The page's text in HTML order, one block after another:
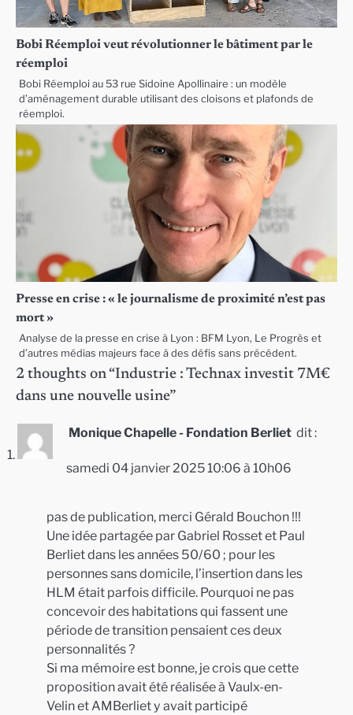
Bobi Réemploi veut révolutionner le bâtiment par le
réemploi
Bobi Réemploi au 53 rue Sidoine Apollinaire : un modèle
d’aménagement durable utilisant des cloisons et plafonds de
réemploi.
Presse en crise : « le journalisme de proximité n’est pas
mort »
Analyse de la presse en crise à Lyon : BFM Lyon, Le Progrès et
d’autres médias majeurs face à des défis sans précédent.
2 thoughts on “Industrie : Technax investit 7M€
dans une nouvelle usine”
Monique Chapelle - Fondation Berliet dit :
samedi 04 janvier 2025 10:06 à 10h06
pas de publication, merci Gérald Bouchon !!!
Une idée partagée par Gabriel Rosset et Paul
Berliet dans les années 50/60 ; pour les
personnes sans domicile, l’insertion dans les
HLM était parfois difficile. Pourquoi ne pas
concevoir des habitations qui fassent une
période de transition pensaient ces deux
personnalités ?
Si ma mémoire est bonne, je crois que cette
proposition avait été réalisée à Vaulx-en-
Velin et AMBerliet y avait participé